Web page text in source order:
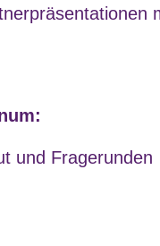
und Fragerunden